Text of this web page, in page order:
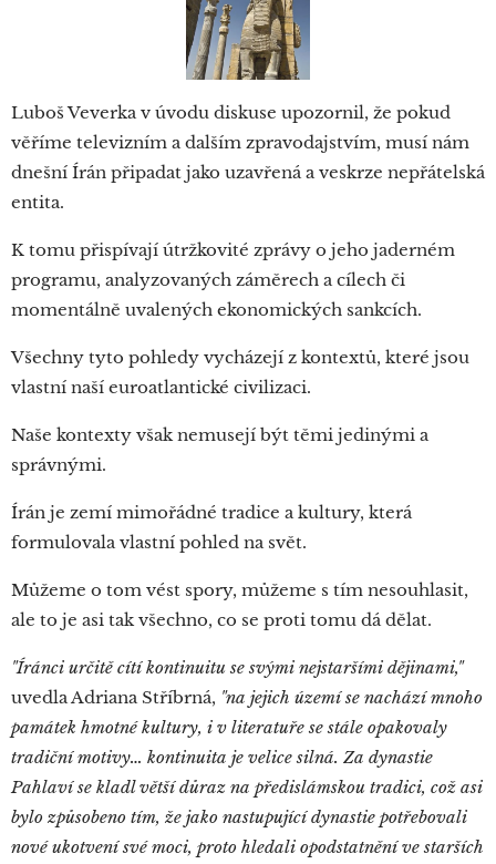
Luboš Veverka v úvodu diskuse upozornil, že pokud
věříme televizním a dalším zpravodajstvím, musí nám
dnešní Írán připadat jako uzavřená a veskrze nepřátelská
entita.
K tomu přispívají útržkovité zprávy o jeho jaderném
programu, analyzovaných záměrech a cílech či
momentálně uvalených ekonomických sankcích.
Všechny tyto pohledy vycházejí z kontextů, které jsou
vlastní naší euroatlantické civilizaci.
Naše kontexty však nemusejí být těmi jedinými a
správnými.
Írán je zemí mimořádné tradice a kultury, která
formulovala vlastní pohled na svět.
Můžeme o tom vést spory, můžeme s tím nesouhlasit,
ale to je asi tak všechno, co se proti tomu dá dělat.
"Íránci určitě cítí kontinuitu se svými nejstaršími dějinami,"
uvedla Adriana Stříbrná, "na jejich území se nachází mnoho
památek hmotné kultury, i v literatuře se stále opakovaly
tradiční motivy… kontinuita je velice silná. Za dynastie
Pahlaví se kladl větší důraz na předislámskou tradici, což asi
bylo způsobeno tím, že jako nastupující dynastie potřebovali
nové ukotvení své moci, proto hledali opodstatnění ve starších